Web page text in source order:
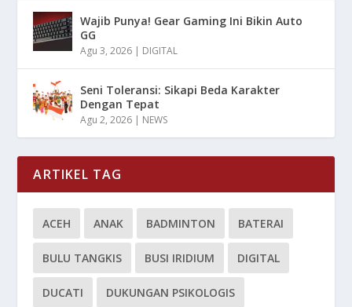
Wajib Punya! Gear Gaming Ini Bikin Auto
GG
Agu 3, 2026 | DIGITAL
Seni Toleransi: Sikapi Beda Karakter
Dengan Tepat
Agu 2, 2026 | NEWS
ARTIKEL TAG
ACEH ANAK BADMINTON BATERAI
BULU TANGKIS BUSI IRIDIUM DIGITAL
DUCATI DUKUNGAN PSIKOLOGIS